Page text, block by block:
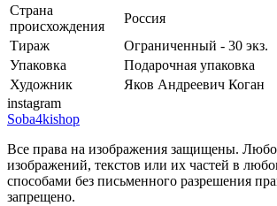
Страна
происхождения
Россия
Тираж
Ограниченный - 30 экз.
Упаковка
Подарочная упаковка
Художник
Яков Андреевич Коган
instagram
Soba4kishop
Все права на изображения защищены.
изображений, текстов или их частей в
способами без письменного разрешения
запрещено.